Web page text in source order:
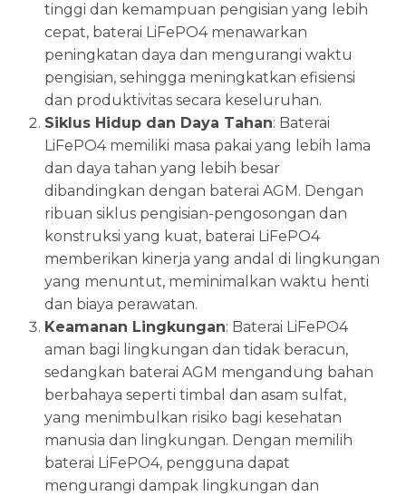
tinggi dan kemampuan pengisian yang lebih
cepat, baterai LiFePO4 menawarkan
peningkatan daya dan mengurangi waktu
pengisian, sehingga meningkatkan efisiensi
dan produktivitas secara keseluruhan.
Siklus Hidup dan Daya Tahan: Baterai
LiFePO4 memiliki masa pakai yang lebih lama
dan daya tahan yang lebih besar
dibandingkan dengan baterai AGM. Dengan
ribuan siklus pengisian-pengosongan dan
konstruksi yang kuat, baterai LiFePO4
memberikan kinerja yang andal di lingkungan
yang menuntut, meminimalkan waktu henti
dan biaya perawatan.
Keamanan Lingkungan: Baterai LiFePO4
aman bagi lingkungan dan tidak beracun,
sedangkan baterai AGM mengandung bahan
berbahaya seperti timbal dan asam sulfat,
yang menimbulkan risiko bagi kesehatan
manusia dan lingkungan. Dengan memilih
baterai LiFePO4, pengguna dapat
mengurangi dampak lingkungan dan